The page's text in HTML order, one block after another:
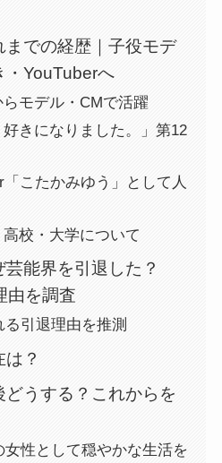
までの経歴｜子役モデ
・YouTuberへ
らモデル・CMで活躍
好きになりました。」第12
「こたかみゆう」として人
校・大学について
能界を引退した？
由を調査
る引退理由を推測
？
うする？これからを
性として穏やかな生活を